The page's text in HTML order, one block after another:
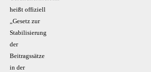
heißt offiziell
„Gesetz zur
Stabilisierung
der
Beitragssätze
in der